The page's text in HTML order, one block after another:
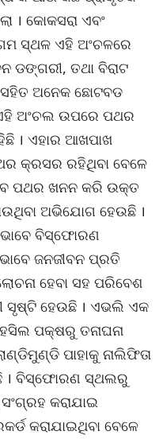
। କୋକସରା ଏବଂ
ସ୍ଥଳ ଏହି ଅଂଚଳରେ
ଡଙ୍ଗରୀ, ତଥା ବିରାଟ
ଅନେକ ଛୋଟବଡ
ଅଂଚଲ ଉପରେ ପଥର
। ଏହାର ଆଖପାଖ
କ୍ରସର ରହିଥିବା ବେଳେ
ପଥର ଖନନ କରି ଉକ୍ତ
ଅଭିଯୋଗ ହେଉଛି ।
ବିସ୍ଫୋରଣ
ଜନଜୀବନ ପ୍ରତି
ହେବା ସହ ପରିବେଶ
ସୃଷ୍ଟି ହେଉଛି । ଏଭଲି ଏକ
ପକ୍ଷରୁ ତନାଘନା
ପାହାକୁ ନାଲିଫିତା
। ବିସ୍ଫୋରଣ ସ୍ଥଲରୁ
କରାଯାଇ
କରାଯାଇଥିବା ବେଳେ